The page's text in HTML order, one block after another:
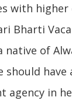
with
Bharti
native of
should
agency in